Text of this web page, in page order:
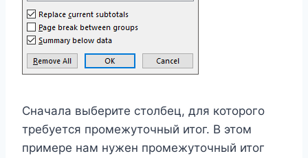
Сначала выберите столбец, для которого
требуется промежуточный итог. В этом
примере нам нужен промежуточный итог